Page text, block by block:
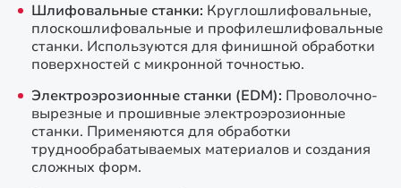
Шлифовальные станки: Круглошлифовальные,
плоскошлифовальные и профилешлифовальные
станки. Используются для финишной обработки
поверхностей с микронной точностью.
Электроэрозионные станки (EDM): Проволочно-
вырезные и прошивные электроэрозионные
станки. Применяются для обработки
труднообрабатываемых материалов и создания
сложных форм.